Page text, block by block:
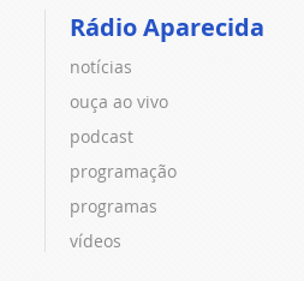
Rádio Aparecida
notícias
ouça ao vivo
podcast
programação
programas
vídeos